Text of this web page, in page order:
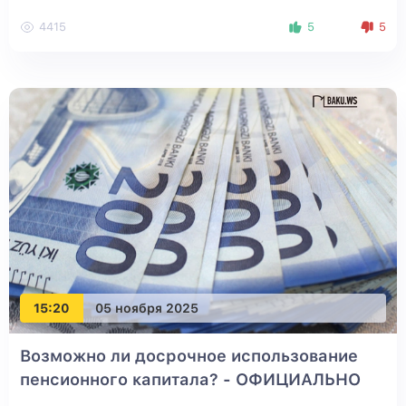
4415 5 5
15:20 05 ноября 2025
Возможно ли досрочное использование
пенсионного капитала? - ОФИЦИАЛЬНО